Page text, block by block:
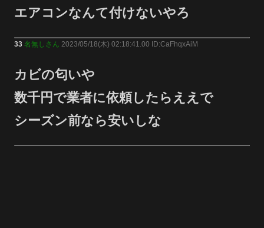
エアコンなんて付けないやろ
33 名無しさん 2023/05/18(木) 02:18:41.00 ID:CaFhqxAiM
カビの匂いや
数千円で業者に依頼したらええで
シーズン前なら安いしな